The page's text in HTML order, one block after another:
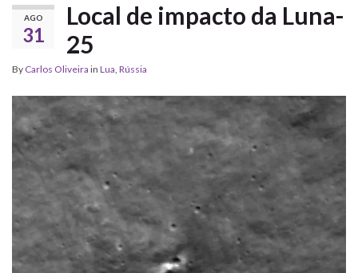
AGO
31
Local de impacto da Luna-
25
By Carlos Oliveira in Lua, Rússia